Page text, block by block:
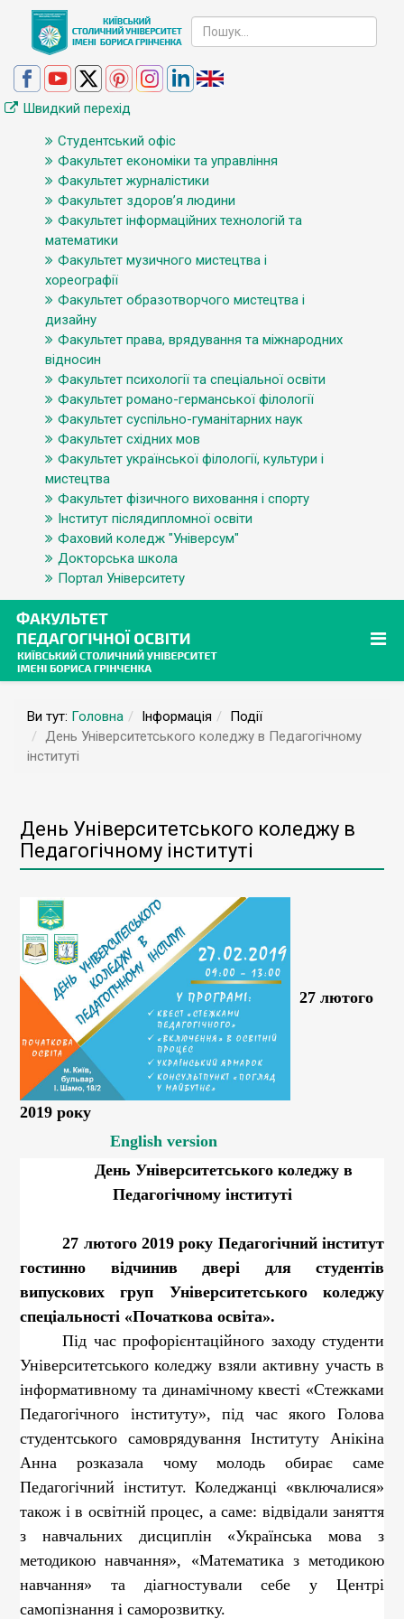
Швидкий перехід
Студентський офіс
Факультет економіки та управління
Факультет журналістики
Факультет здоров’я людини
Факультет інформаційних технологій та
математики
Факультет музичного мистецтва і
хореографії
Факультет образотворчого мистецтва і
дизайну
Факультет права, врядування та міжнародних
відносин
Факультет психології та спеціальної освіти
Факультет романо-германської філології
Факультет суспільно-гуманітарних наук
Факультет східних мов
Факультет української філології, культури і
мистецтва
Факультет фізичного виховання і спорту
Інститут післядипломної освіти
Фаховий коледж "Універсум"
Докторська школа
Портал Університету
Ви тут: Головна Інформація
Події
День Університетського коледжу в Педагогічному
інституті
День Університетського коледжу в
Педагогічному інституті
27 лютого
2019 року
English version
День Університетського коледжу в
Педагогічному інституті
27 лютого 2019 року Педагогічний інститут
гостинно відчинив двері для студентів
випускових груп Університетського коледжу
спеціальності «Початкова освіта».
Під час профорієнтаційного заходу студенти
Університетського коледжу взяли активну участь в
інформативному та динамічному квесті «Стежками
Педагогічного інституту», під час якого Голова
студентського самоврядування Інституту Анікіна
Анна розказала чому молодь обирає саме
Педагогічний інститут. Коледжанці «включалися»
також і в освітній процес, а саме: відвідали заняття
з навчальних дисциплін «Українська мова з
методикою навчання», «Математика з методикою
навчання» та діагностували себе у Центрі
самопізнання і саморозвитку.